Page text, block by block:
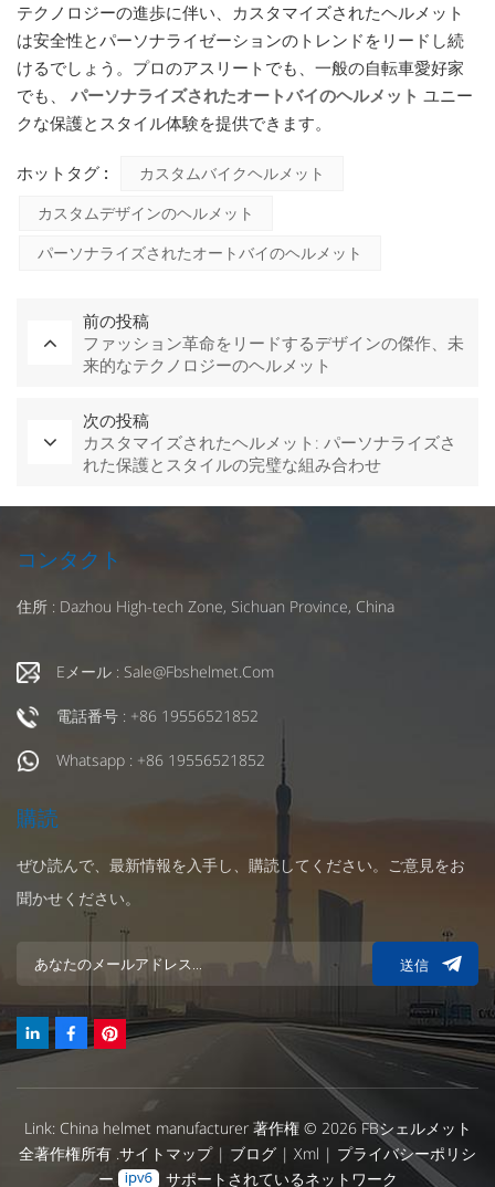
テクノロジーの進歩に伴い、カスタマイズされたヘルメット
は安全性とパーソナライゼーションのトレンドをリードし続
けるでしょう。プロのアスリートでも、一般の自転車愛好家
でも、 パーソナライズされたオートバイのヘルメット ユニー
クな保護とスタイル体験を提供できます。
ホットタグ :
カスタムバイクヘルメット
カスタムデザインのヘルメット
パーソナライズされたオートバイのヘルメット
前の投稿
ファッション革命をリードするデザインの傑作、未
来的なテクノロジーのヘルメット
次の投稿
カスタマイズされたヘルメット: パーソナライズさ
れた保護とスタイルの完璧な組み合わせ
コンタクト
住所 : Dazhou High-tech Zone, Sichuan Province, China
Eメール : Sale@fbshelmet.com
電話番号 : +86 19556521852
Whatsapp : +86 19556521852
購読
ぜひ読んで、最新情報を入手し、購読してください。ご意見をお
聞かせください。
送信
Link: China helmet manufacturer著作権 © 2026 FBシェルメット
全著作権所有 .サイトマップ | ブログ | Xml | プライバシーポリシ
ー
サポートされているネットワーク